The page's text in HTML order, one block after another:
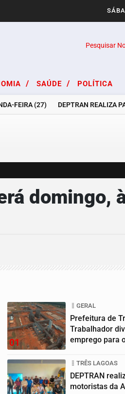
Pesquisar
/ SAÚDE / POLÍTICA
FEIRA (27) DEPTRAN REALIZA
domingo,
01
GERAL
Prefeitura de
Trabalhador
emprego para
TRÊS LAGOAS
DEPTRAN
motoristas da